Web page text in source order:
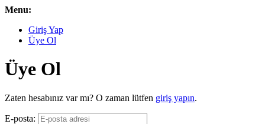
Menu:
Giriş Yap
Üye Ol
Üye Ol
Zaten hesabınız var mı? O zaman lütfen giriş yapın.
E-posta: